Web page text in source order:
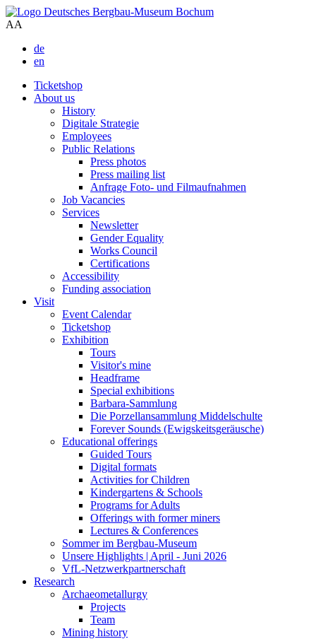
AA
de
en
Ticketshop
About us
History
Digitale Strategie
Employees
Public Relations
Press photos
Press mailing list
Anfrage Foto- und Filmaufnahmen
Job Vacancies
Services
Newsletter
Gender Equality
Works Council
Certifications
Accessibility
Funding association
Visit
Event Calendar
Ticketshop
Exhibition
Tours
Visitor's mine
Headframe
Special exhibitions
Barbara-Sammlung
Die Porzellansammlung Middelschulte
Forever Sounds (Ewigskeitsgeräusche)
Educational offerings
Guided Tours
Digital formats
Activities for Children
Kindergartens & Schools
Programs for Adults
Offerings with former miners
Lectures & Conferences
Sommer im Bergbau-Museum
Unsere Highlights | April - Juni 2026
VfL-Netzwerkpartnerschaft
Research
Archaeometallurgy
Projects
Team
Mining history